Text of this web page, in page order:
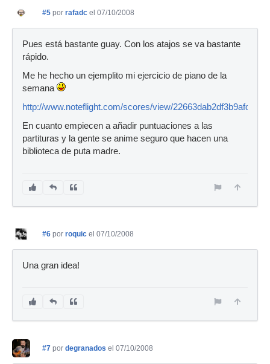
#5 por rafadc el 07/10/2008
Pues está bastante guay. Con los atajos se va bastante
rápido.
Me he hecho un ejemplito mi ejercicio de piano de la
semana
http://www.noteflight.com/scores/view/
En cuanto empiecen a añadir puntuaciones a las
partituras y la gente se anime seguro que hacen una
biblioteca de puta madre.
#6 por roquic el 07/10/2008
Una gran idea!
#7 por degranados el 07/10/2008